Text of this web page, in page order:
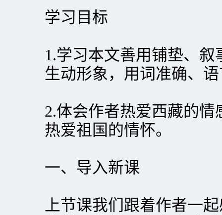
学习目标
1.学习本文善用铺垫、
生动形象，用词准确、
2.体会作者热爱西藏的
热爱祖国的情怀。
一、导入新课
上节课我们跟着作者一